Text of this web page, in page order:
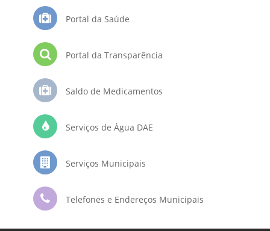
Portal da Saúde
Portal da Transparência
Saldo de Medicamentos
Serviços de Água DAE
Serviços Municipais
Telefones e Endereços Municipais